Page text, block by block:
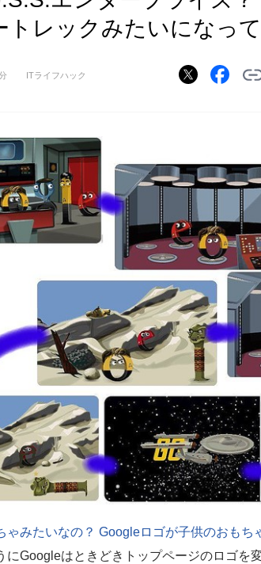
トレックみたいになっ
ITライフハック
ゃみたいなの？ Googleロゴが子供のおもち
にGoogleはときどきトップページのロゴを